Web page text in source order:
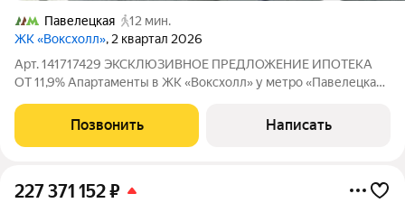
Павелецкая
12 мин.
ЖК «Воксхолл», 2 квартал 2026
Арт. 141717429 ЭКСКЛЮЗИВНОЕ ПРЕДЛОЖЕНИЕ ИПОТЕКА
ОТ 11,9% Апартаменты в ЖК «Воксхолл» у метро «Павелецкая»
современного 25-этажного жилого комплекса. Панорамный
вид на Москву, потолки высотой 3,2 м и
Позвонить Написать
227 371 152₽